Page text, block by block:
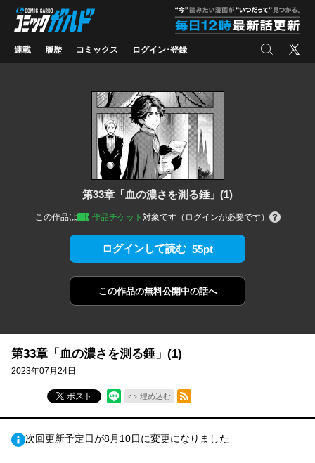
コミックガルド
連載 履歴 コミックス ログイン･登録 検索 X
第33章「血の濃さを測る錘」(1)
この作品は 作品チケット 対象です（ログインが必要です）
ログインして読む 55pt
この作品の無料公開中の話へ
第33章「血の濃さを測る錘」(1)
2023年07月24日
ポスト 埋め込む
RSSフィード
次回更新予定日が8月10日に変更になりました